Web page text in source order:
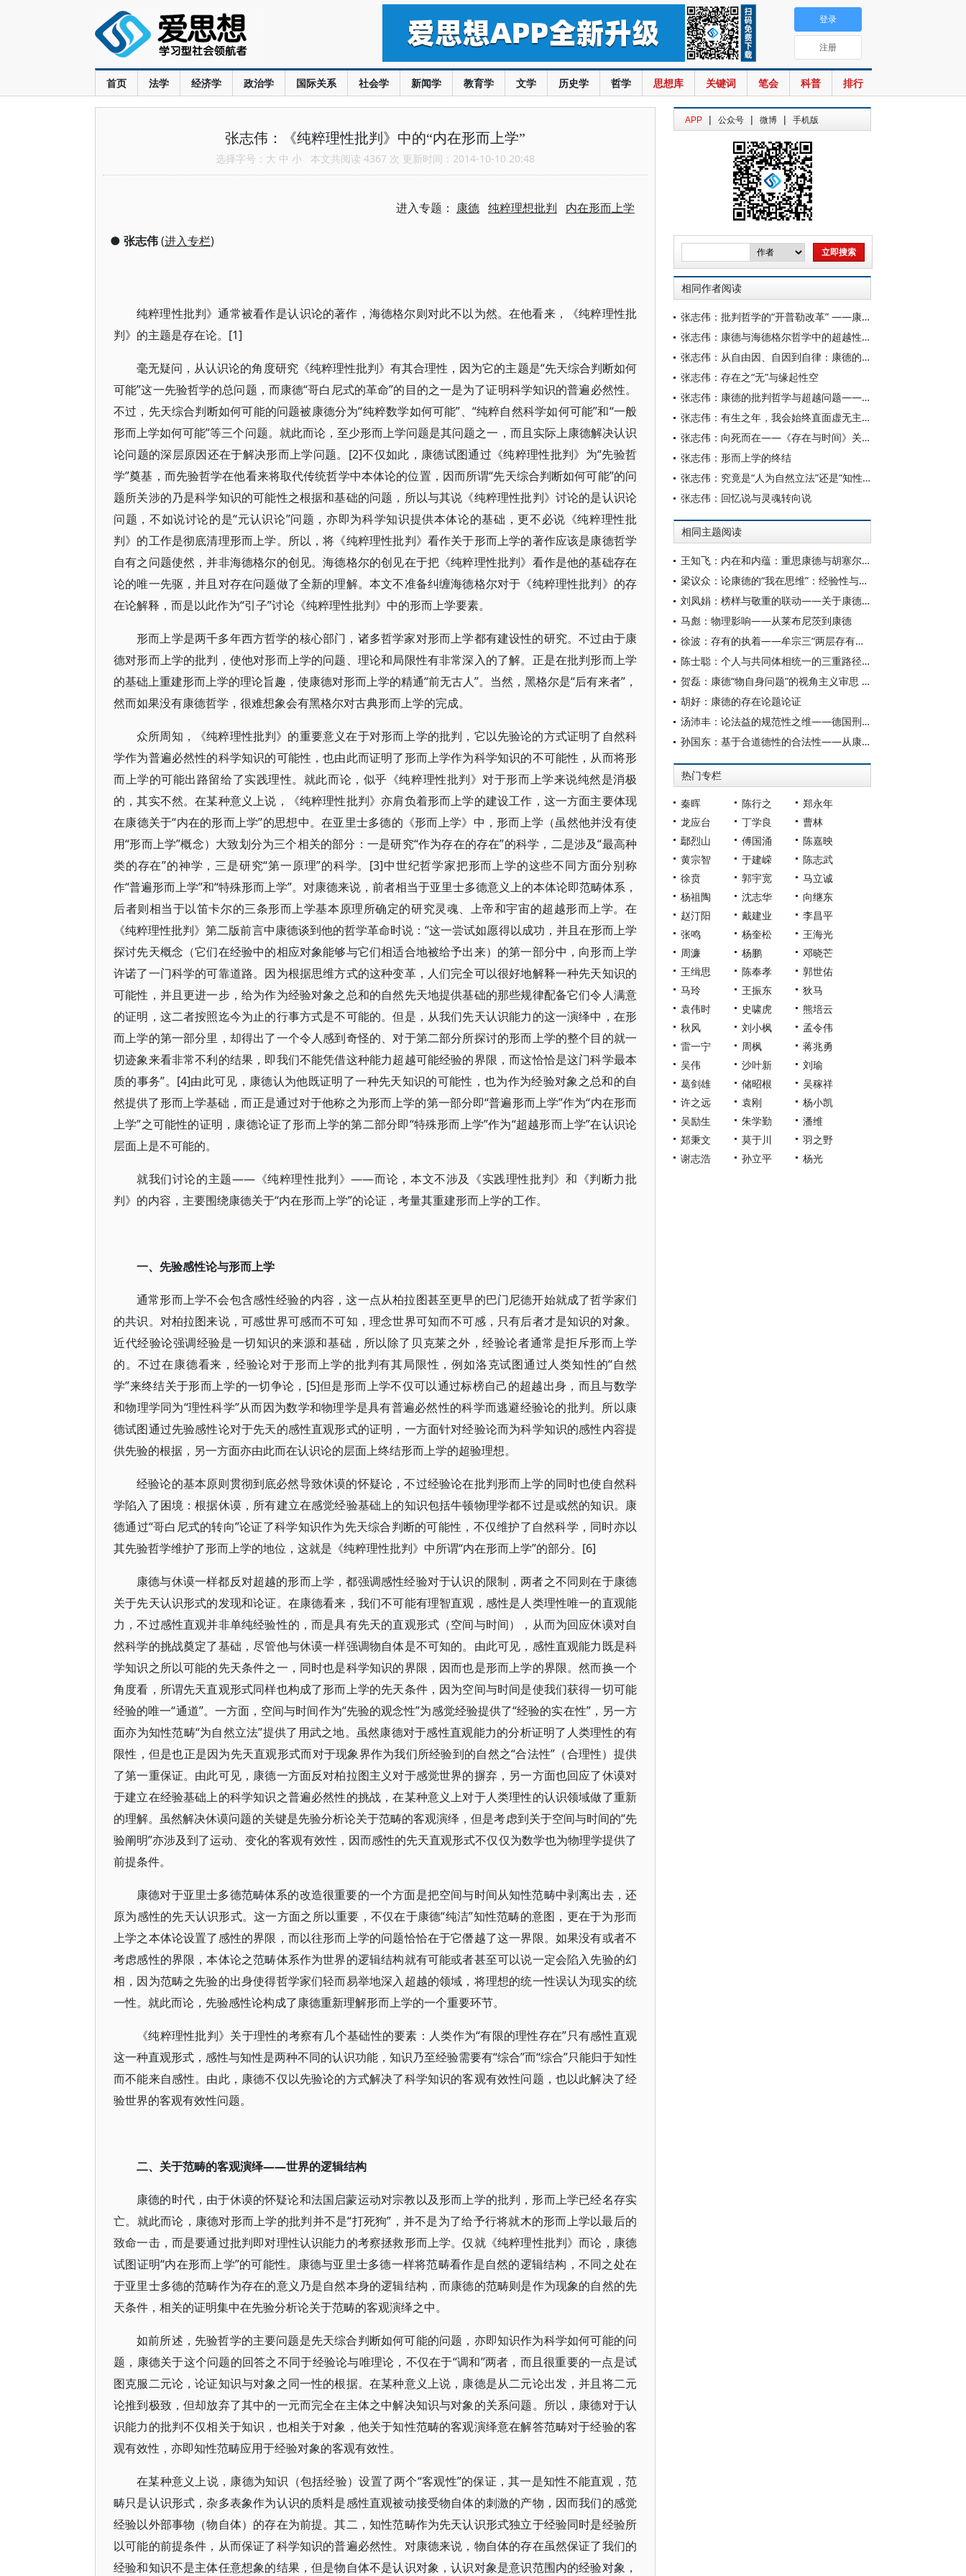
首页 法学 经济学 政治学 国际关系 社会学 新闻学 教育学 文学 历史学 哲学 思想库 关键词 笔会 科普 排行
登录
注册
张志伟：《纯粹理性批判》中的“内在形而上学”
选择字号： 大 中 小 本文共阅读 4367 次 更新时间：2014-10-10 20:48
进入专题： 康德 纯粹理想批判 内在形而上学
● 张志伟(进入专栏)
纯粹理性批判》通常被看作是认识论的著作，海德格尔则对此不以为然。在他看来，《纯粹理性批
判》的主题是存在论。[1]
毫无疑问，从认识论的角度研究《纯粹理性批判》有其合理性，因为它的主题是“先天综合判断如何
可能”这一先验哲学的总问题，而康德“哥白尼式的革命”的目的之一是为了证明科学知识的普遍必然性。
不过，先天综合判断如何可能的问题被康德分为“纯粹数学如何可能”、“纯粹自然科学如何可能”和“一般
形而上学如何可能”等三个问题。就此而论，至少形而上学问题是其问题之一，而且实际上康德解决认识
论问题的深层原因还在于解决形而上学问题。[2]不仅如此，康德试图通过《纯粹理性批判》为“先验哲
学”奠基，而先验哲学在他看来将取代传统哲学中本体论的位置，因而所谓“先天综合判断如何可能”的问
题所关涉的乃是科学知识的可能性之根据和基础的问题，所以与其说《纯粹理性批判》讨论的是认识论
问题，不如说讨论的是“元认识论”问题，亦即为科学知识提供本体论的基础，更不必说《纯粹理性批
判》的工作是彻底清理形而上学。所以，将《纯粹理性批判》看作关于形而上学的著作应该是康德哲学
自有之问题使然，并非海德格尔的创见。海德格尔的创见在于把《纯粹理性批判》看作是他的基础存在
论的唯一先驱，并且对存在问题做了全新的理解。本文不准备纠缠海德格尔对于《纯粹理性批判》的存
在论解释，而是以此作为“引子”讨论《纯粹理性批判》中的形而上学要素。
形而上学是两千多年西方哲学的核心部门，诸多哲学家对形而上学都有建设性的研究。不过由于康
德对形而上学的批判，使他对形而上学的问题、理论和局限性有非常深入的了解。正是在批判形而上学
的基础上重建形而上学的理论旨趣，使康德对形而上学的精通“前无古人”。当然，黑格尔是“后有来者”，
然而如果没有康德哲学，很难想象会有黑格尔对古典形而上学的完成。
众所周知，《纯粹理性批判》的重要意义在于对形而上学的批判，它以先验论的方式证明了自然科
学作为普遍必然性的科学知识的可能性，也由此而证明了形而上学作为科学知识的不可能性，从而将形
而上学的可能出路留给了实践理性。就此而论，似乎《纯粹理性批判》对于形而上学来说纯然是消极
的，其实不然。在某种意义上说，《纯粹理性批判》亦肩负着形而上学的建设工作，这一方面主要体现
在康德关于“内在的形而上学”的思想中。在亚里士多德的《形而上学》中，形而上学（虽然他并没有使
用“形而上学”概念）大致划分为三个相关的部分：一是研究“作为存在的存在”的科学，二是涉及“最高种
类的存在”的神学，三是研究“第一原理”的科学。[3]中世纪哲学家把形而上学的这些不同方面分别称
作“普遍形而上学”和“特殊形而上学”。对康德来说，前者相当于亚里士多德意义上的本体论即范畴体系，
后者则相当于以笛卡尔的三条形而上学基本原理所确定的研究灵魂、上帝和宇宙的超越形而上学。在
《纯粹理性批判》第二版前言中康德谈到他的哲学革命时说：“这一尝试如愿得以成功，并且在形而上学
探讨先天概念（它们在经验中的相应对象能够与它们相适合地被给予出来）的第一部分中，向形而上学
许诺了一门科学的可靠道路。因为根据思维方式的这种变革，人们完全可以很好地解释一种先天知识的
可能性，并且更进一步，给为作为经验对象之总和的自然先天地提供基础的那些规律配备它们令人满意
的证明，这二者按照迄今为止的行事方式是不可能的。但是，从我们先天认识能力的这一演绎中，在形
而上学的第一部分里，却得出了一个令人感到奇怪的、对于第二部分所探讨的形而上学的整个目的就一
切迹象来看非常不利的结果，即我们不能凭借这种能力超越可能经验的界限，而这恰恰是这门科学最本
质的事务”。[4]由此可见，康德认为他既证明了一种先天知识的可能性，也为作为经验对象之总和的自
然提供了形而上学基础，而正是通过对于他称之为形而上学的第一部分即“普遍形而上学”作为“内在形而
上学”之可能性的证明，康德论证了形而上学的第二部分即“特殊形而上学”作为“超越形而上学”在认识论
层面上是不可能的。
就我们讨论的主题――《纯粹理性批判》――而论，本文不涉及《实践理性批判》和《判断力批
判》的内容，主要围绕康德关于“内在形而上学”的论证，考量其重建形而上学的工作。
一、先验感性论与形而上学
通常形而上学不会包含感性经验的内容，这一点从柏拉图甚至更早的巴门尼德开始就成了哲学家们
的共识。对柏拉图来说，可感世界可感而不可知，理念世界可知而不可感，只有后者才是知识的对象。
近代经验论强调经验是一切知识的来源和基础，所以除了贝克莱之外，经验论者通常是拒斥形而上学
的。不过在康德看来，经验论对于形而上学的批判有其局限性，例如洛克试图通过人类知性的“自然
学”来终结关于形而上学的一切争论，[5]但是形而上学不仅可以通过标榜自己的超越出身，而且与数学
和物理学同为“理性科学”从而因为数学和物理学是具有普遍必然性的科学而逃避经验论的批判。所以康
德试图通过先验感性论对于先天的感性直观形式的证明，一方面针对经验论而为科学知识的感性内容提
供先验的根据，另一方面亦由此而在认识论的层面上终结形而上学的超验理想。
经验论的基本原则贯彻到底必然导致休谟的怀疑论，不过经验论在批判形而上学的同时也使自然科
学陷入了困境：根据休谟，所有建立在感觉经验基础上的知识包括牛顿物理学都不过是或然的知识。康
德通过“哥白尼式的转向”论证了科学知识作为先天综合判断的可能性，不仅维护了自然科学，同时亦以
其先验哲学维护了形而上学的地位，这就是《纯粹理性批判》中所谓“内在形而上学”的部分。[6]
康德与休谟一样都反对超越的形而上学，都强调感性经验对于认识的限制，两者之不同则在于康德
关于先天认识形式的发现和论证。在康德看来，我们不可能有理智直观，感性是人类理性唯一的直观能
力，不过感性直观并非单纯经验性的，而是具有先天的直观形式（空间与时间），从而为回应休谟对自
然科学的挑战奠定了基础，尽管他与休谟一样强调物自体是不可知的。由此可见，感性直观能力既是科
学知识之所以可能的先天条件之一，同时也是科学知识的界限，因而也是形而上学的界限。然而换一个
角度看，所谓先天直观形式同样也构成了形而上学的先天条件，因为空间与时间是使我们获得一切可能
经验的唯一“通道”。一方面，空间与时间作为“先验的观念性”为感觉经验提供了“经验的实在性”，另一方
面亦为知性范畴“为自然立法”提供了用武之地。虽然康德对于感性直观能力的分析证明了人类理性的有
限性，但是也正是因为先天直观形式而对于现象界作为我们所经验到的自然之“合法性”（合理性）提供
了第一重保证。由此可见，康德一方面反对柏拉图主义对于感觉世界的摒弃，另一方面也回应了休谟对
于建立在经验基础上的科学知识之普遍必然性的挑战，在某种意义上对于人类理性的认识领域做了重新
的理解。虽然解决休谟问题的关键是先验分析论关于范畴的客观演绎，但是考虑到关于空间与时间的“先
验阐明”亦涉及到了运动、变化的客观有效性，因而感性的先天直观形式不仅仅为数学也为物理学提供了
前提条件。
康德对于亚里士多德范畴体系的改造很重要的一个方面是把空间与时间从知性范畴中剥离出去，还
原为感性的先天认识形式。这一方面之所以重要，不仅在于康德“纯洁”知性范畴的意图，更在于为形而
上学之本体论设置了感性的界限，而以往形而上学的问题恰恰在于它僭越了这一界限。如果没有或者不
考虑感性的界限，本体论之范畴体系作为世界的逻辑结构就有可能或者甚至可以说一定会陷入先验的幻
相，因为范畴之先验的出身使得哲学家们轻而易举地深入超越的领域，将理想的统一性误认为现实的统
一性。就此而论，先验感性论构成了康德重新理解形而上学的一个重要环节。
《纯粹理性批判》关于理性的考察有几个基础性的要素：人类作为“有限的理性存在”只有感性直观
这一种直观形式，感性与知性是两种不同的认识功能，知识乃至经验需要有“综合”而“综合”只能归于知性
而不能来自感性。由此，康德不仅以先验论的方式解决了科学知识的客观有效性问题，也以此解决了经
验世界的客观有效性问题。
二、关于范畴的客观演绎――世界的逻辑结构
康德的时代，由于休谟的怀疑论和法国启蒙运动对宗教以及形而上学的批判，形而上学已经名存实
亡。就此而论，康德对形而上学的批判并不是“打死狗”，并不是为了给予行将就木的形而上学以最后的
致命一击，而是要通过批判即对理性认识能力的考察拯救形而上学。仅就《纯粹理性批判》而论，康德
试图证明“内在形而上学”的可能性。康德与亚里士多德一样将范畴看作是自然的逻辑结构，不同之处在
于亚里士多德的范畴作为存在的意义乃是自然本身的逻辑结构，而康德的范畴则是作为现象的自然的先
天条件，相关的证明集中在先验分析论关于范畴的客观演绎之中。
如前所述，先验哲学的主要问题是先天综合判断如何可能的问题，亦即知识作为科学如何可能的问
题，康德关于这个问题的回答之不同于经验论与唯理论，不仅在于“调和”两者，而且很重要的一点是试
图克服二元论，论证知识与对象之同一性的根据。在某种意义上说，康德是从二元论出发，并且将二元
论推到极致，但却放弃了其中的一元而完全在主体之中解决知识与对象的关系问题。所以，康德对于认
识能力的批判不仅相关于知识，也相关于对象，他关于知性范畴的客观演绎意在解答范畴对于经验的客
观有效性，亦即知性范畴应用于经验对象的客观有效性。
在某种意义上说，康德为知识（包括经验）设置了两个“客观性”的保证，其一是知性不能直观，范
畴只是认识形式，杂多表象作为认识的质料是感性直观被动接受物自体的刺激的产物，因而我们的感觉
经验以外部事物（物自体）的存在为前提。其二，知性范畴作为先天认识形式独立于经验同时是经验所
以可能的前提条件，从而保证了科学知识的普遍必然性。对康德来说，物自体的存在虽然保证了我们的
经验和知识不是主体任意想象的结果，但是物自体不是认识对象，认识对象是意识范围内的经验对象，
APP | 公众号 | 微博 | 手机版
相同作者阅读
张志伟：批判哲学的“开普勒改革” ——康德的形而上学体系建构及其问题
张志伟：康德与海德格尔哲学中的超越性问题
张志伟：从自由因、自因到自律：康德的形而上学革命
张志伟：存在之“无”与缘起性空
张志伟：康德的批判哲学与超越问题——基于形而上学的视角
张志伟：有生之年，我会始终直面虚无主义的难题
张志伟：向死而在——《存在与时间》关于死亡的生存论分析
张志伟：形而上学的终结
张志伟：究竟是“人为自然立法”还是“知性为自然立法”？
张志伟：回忆说与灵魂转向说
相同主题阅读
王知飞：内在和内蕴：重思康德与胡塞尔超越论之差别
梁议众：论康德的“我在思维”：经验性与先天性何以不相容
刘凤娟：榜样与敬重的联动——关于康德道德驱动问题的一项推进性研究
马彪：物理影响——从莱布尼茨到康德
徐波：存有的执着——牟宗三“两层存有论”中的佛学与康德
陈士聪：个人与共同体相统一的三重路径：康德、黑格尔与阿多诺
贺磊：康德“物自身问题”的视角主义审思 —— 兼评牟宗三与李明辉的阐释
胡好：康德的存在论题论证
汤沛丰：论法益的规范性之维——德国刑事法益理论的新康德主义转向及康德式反思
孙国东：基于合道德性的合法性——从康德到哈贝马斯
热门专栏
秦晖 陈行之
郑永年
龙应台
丁学良
曹林
鄢烈山
傅国涌
陈嘉映
黄宗智
于建嵘
陈志武
徐贲
郭宇宽
马立诚
杨祖陶
沈志华
向继东
赵汀阳
戴建业
李昌平
张鸣
杨奎松
王海光
周濂
杨鹏
邓晓芒
王缉思
陈奉孝
郭世佑
马玲
王振东
狄马
袁伟时
史啸虎
熊培云
秋风
刘小枫
孟令伟
雷一宁
周枫
蒋兆勇
吴伟
沙叶新
刘瑜
葛剑雄
储昭根
吴稼祥
许之远
袁刚
杨小凯
吴励生
朱学勤
潘维
郑秉文
莫于川
羽之野
谢志浩
孙立平 杨光